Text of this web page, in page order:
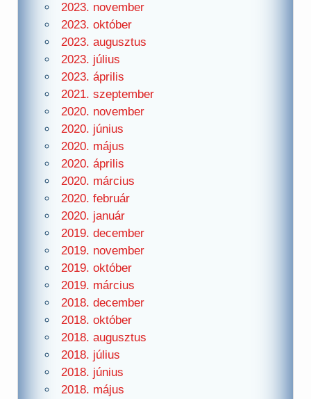
2023. november
2023. október
2023. augusztus
2023. július
2023. április
2021. szeptember
2020. november
2020. június
2020. május
2020. április
2020. március
2020. február
2020. január
2019. december
2019. november
2019. október
2019. március
2018. december
2018. október
2018. augusztus
2018. július
2018. június
2018. május